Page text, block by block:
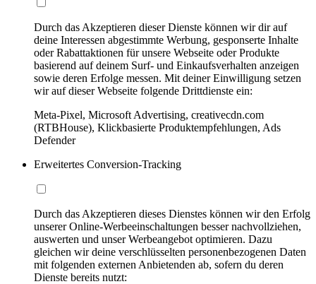
Durch das Akzeptieren dieser Dienste können wir dir auf
deine Interessen abgestimmte Werbung, gesponserte Inhalte
oder Rabattaktionen für unsere Webseite oder Produkte
basierend auf deinem Surf- und Einkaufsverhalten anzeigen
sowie deren Erfolge messen. Mit deiner Einwilligung setzen
wir auf dieser Webseite folgende Drittdienste ein:
Meta-Pixel, Microsoft Advertising, creativecdn.com
(RTBHouse), Klickbasierte Produktempfehlungen, Ads
Defender
Erweitertes Conversion-Tracking
Durch das Akzeptieren dieses Dienstes können wir den Erfolg
unserer Online-Werbeeinschaltungen besser nachvollziehen,
auswerten und unser Werbeangebot optimieren. Dazu
gleichen wir deine verschlüsselten personenbezogenen Daten
mit folgenden externen Anbietenden ab, sofern du deren
Dienste bereits nutzt: